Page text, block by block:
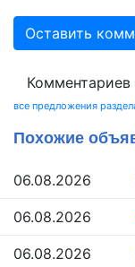
Оставить
Комментариев
все предложения
Похожие
06.08.2026
06.08.2026
06.08.2026